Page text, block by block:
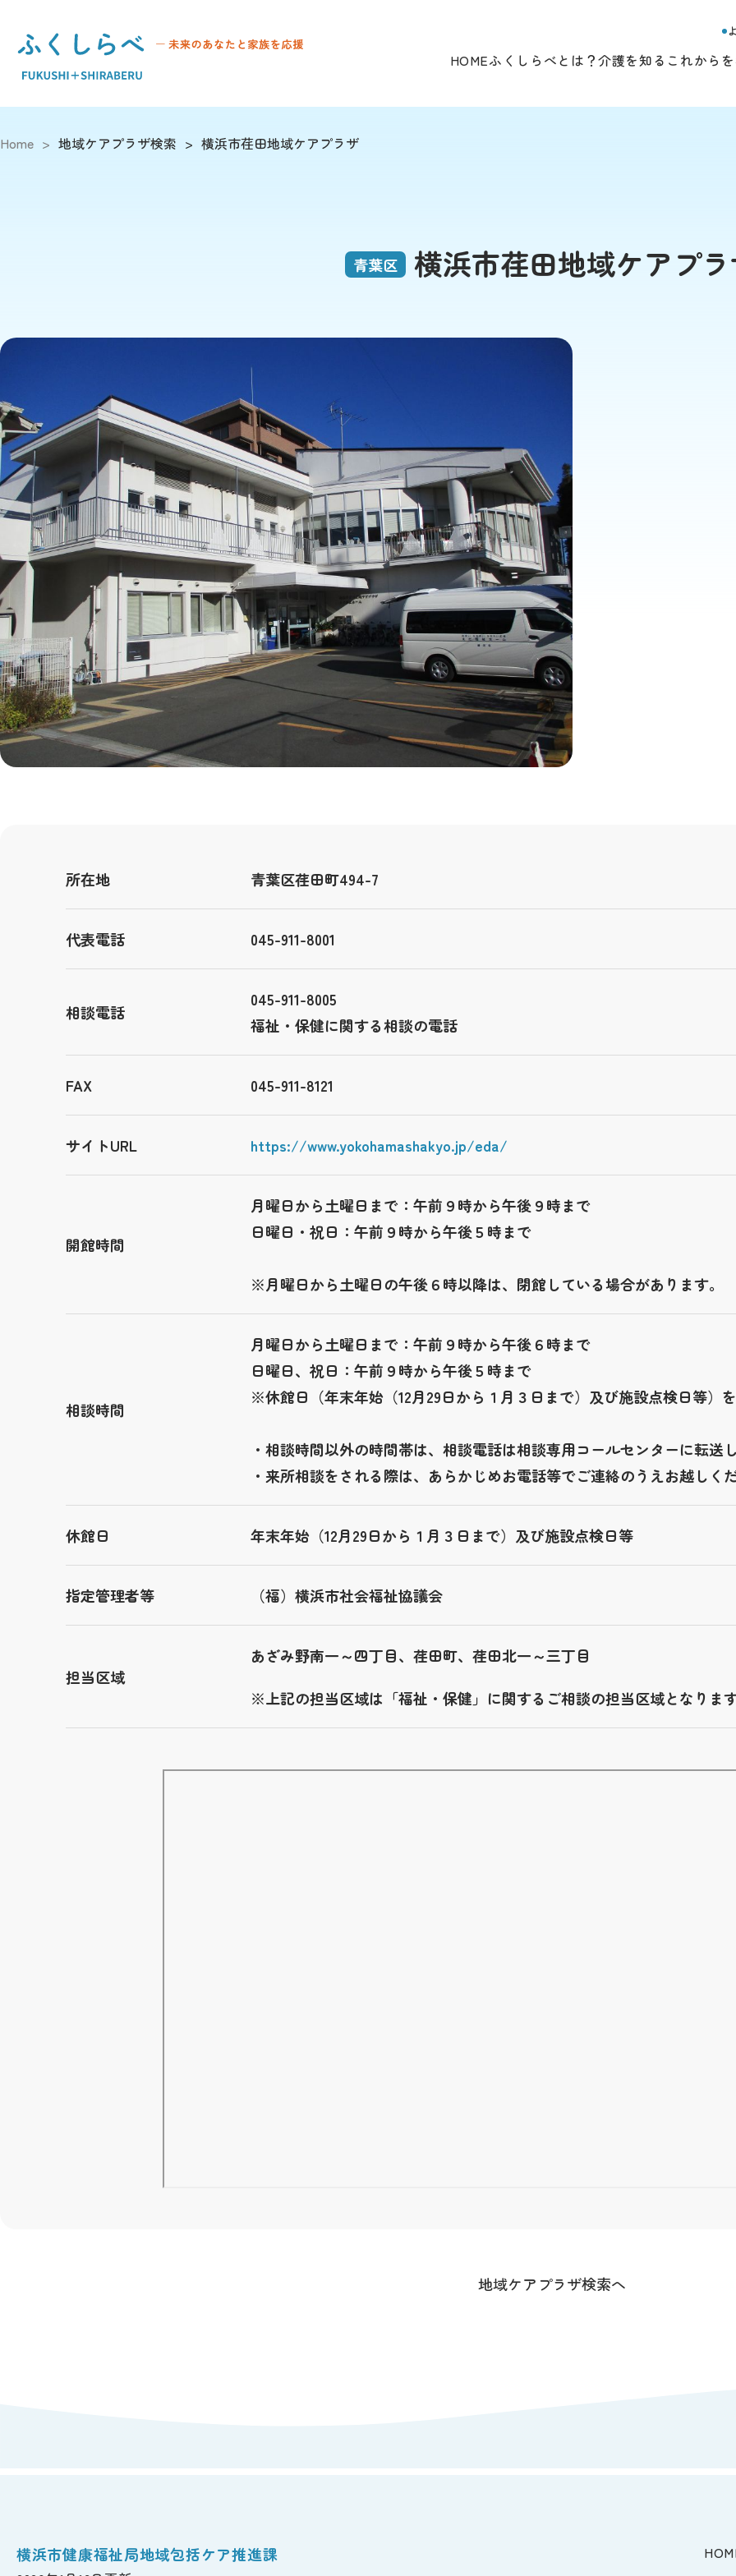
HOMEふくしらべとは？介護を知る これから
Home > 地域ケアプラザ検索 > 横浜市荏田地域ケアプラザ
青葉区 横浜市荏田地域ケアプ
所在地 青葉区荏田町494-7
代表電話 045-911-8001
相談電話
045-911-8005
福祉・保健に関する相談の電話
FAX 045-911-8121
サイトURL https://www.yokohamashakyo.jp/eda/
開館時間
月曜日から土曜日まで：午前９時から午後９時まで
日曜日・祝日：午前９時から午後５時まで
※月曜日から土曜日の午後６時以降は、閉館している場合があります。
相談時間
月曜日から土曜日まで：午前９時から午後６時まで
日曜日、祝日：午前９時から午後５時まで
※休館日（年末年始（12月29日から１月３日まで）及び施設点検日等）
・相談時間以外の時間帯は、相談電話は相談専用コールセンターに転送
・来所相談をされる際は、あらかじめお電話等でご連絡のうえお越しくだ
休館日 年末年始（12月29日から１月３日まで）及び施設点検日等
指定管理者等 （福）横浜市社会福祉協議会
担当区域
あざみ野南一～四丁目、荏田町、荏田北一～三丁目
※上記の担当区域は「福祉・保健」に関するご相談の担当区域となります
地域ケアプラザ検索へ
横浜市健康福祉局地域包括ケア推進課